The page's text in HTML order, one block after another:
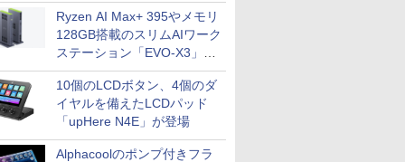
Ryzen AI Max+ 395やメモリ
128GB搭載のスリムAIワーク
ステーション「EVO-X3」が
GMKtecから
10個のLCDボタン、4個のダ
イヤルを備えたLCDパッド
「upHere N4E」が登場
Alphacoolのポンプ付きフラ